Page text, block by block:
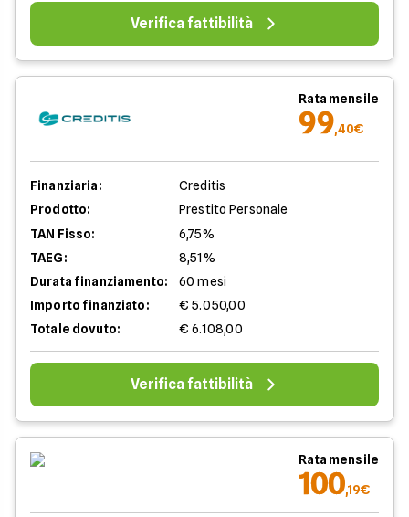
Verifica fattibilità
Rata mensile
99,40€
Finanziaria:
Creditis
Prodotto:
Prestito Personale
TAN Fisso:
6,75%
TAEG:
8,51%
Durata finanziamento:
60 mesi
Importo finanziato:
€ 5.050,00
Totale dovuto:
€ 6.108,00
Verifica fattibilità
Rata mensile
100,19€